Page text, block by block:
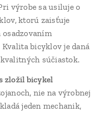
výrobe sa usiluje o
ktorú zaisťuje
osadzovaním
bicyklov je daná
súčiastok.
zložil bicykel
nie na výrobnej
jeden mechanik,